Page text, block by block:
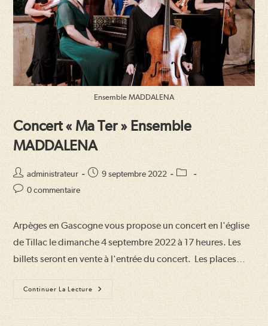
Ensemble MADDALENA
Concert « Ma Ter » Ensemble
MADDALENA
Auteur/autrice
de
administrateur
Publication
9 septembre 2022
Post
Commentaires
publication :
0 commentaire
Arpèges en Gascogne vous propose un concert en l'église
de Tillac le dimanche 4 septembre 2022 à 17 heures. Les
billets seront en vente à l'entrée du concert. Les places…
Continuer La Lecture
Concert
« Ma